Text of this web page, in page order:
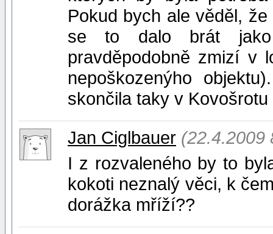
Pokud bych ale věděl,
se to dalo brát jako
pravděpodobně zmizí v
nepoškozenýho
skončila taky v Kovošrotu
Jan Ciglbauer (22.4.2009
I z rozvaleného by to
kokoti neznalý věci, k
dorážka mříží??